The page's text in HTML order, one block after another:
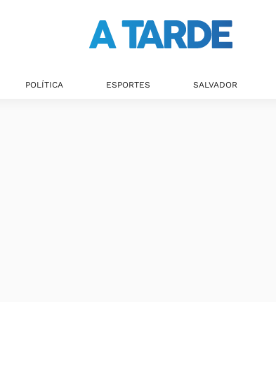
POLÍTICA ESPORTES SALVADOR